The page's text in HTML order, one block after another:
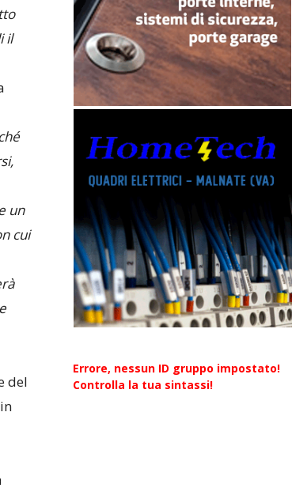
il
un
cui
del
Errore, nessun ID gruppo impostato!
Controlla la tua sintassi!